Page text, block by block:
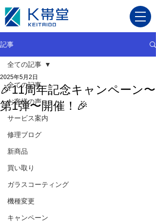
記事
全ての記事
お客様の声
サービス案内
修理ブログ
新商品
買い取り
ガラスコーティング
機種変更
キャンペーン
全ての記事
🎉11周年記念キャンペーン〜
第1弾〜開催！🎉
2025年5月2日